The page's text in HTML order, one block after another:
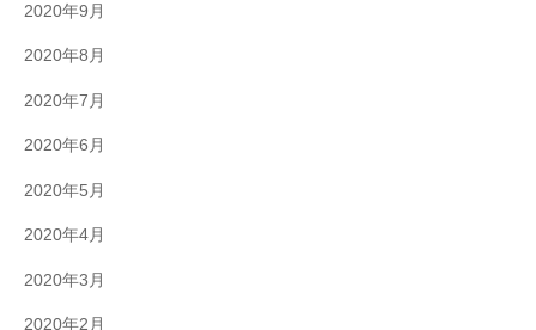
2020年9月
2020年8月
2020年7月
2020年6月
2020年5月
2020年4月
2020年3月
2020年2月